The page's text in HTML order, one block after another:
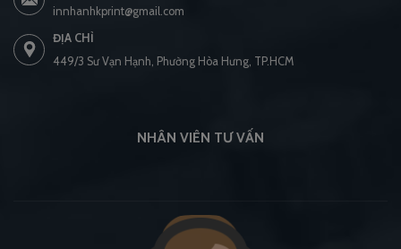
innhanhkprint@gmail.com
ĐỊA CHỈ
449/3 Sư Vạn Hạnh, Phường Hòa Hưng, TP.HCM
NHÂN VIÊN TƯ VẤN